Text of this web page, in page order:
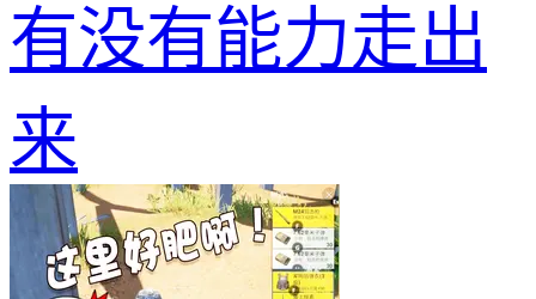
有没有能力走出
来